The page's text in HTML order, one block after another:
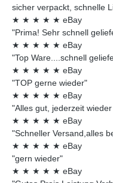
sicher verpackt, schnelle
★ ★ ★ ★ ★ eBay
"Prima! Sehr schnell
★ ★ ★ ★ ★ eBay
"Top Ware....schnell
★ ★ ★ ★ ★ eBay
"TOP gerne wieder"
★ ★ ★ ★ ★ eBay
"Alles gut, jederzeit
★ ★ ★ ★ ★ eBay
"Schneller Versand,alles
★ ★ ★ ★ ★ eBay
"gern wieder"
★ ★ ★ ★ ★ eBay